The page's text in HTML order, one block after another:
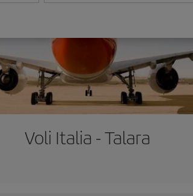
Voli Italia - Talara